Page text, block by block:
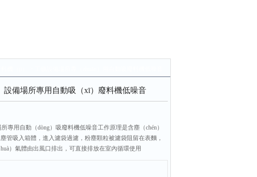
設備場所專用自動吸（xī）廢料機低噪音
專用自動（dòng）吸廢料機低噪音工作原理是含塵（chén）
管吸入箱體，進入濾袋過濾，粉塵顆粒被濾袋阻留在表麵，
）氣體由出風口排出，可直接排放在室內循環使用
需（xū）要排出（chū）室外。整個除塵（chén）過濾是一個
，靜電吸附，篩濾等綜合效應的結果